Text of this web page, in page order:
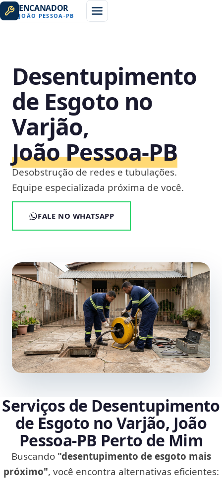
ENCANADOR
JOÃO PESSOA -PB
Desentupimento
de Esgoto no
Varjão,
João Pessoa‑PB
Desobstrução de redes e tubulações.
Equipe especializada próxima de você.
FALE NO WHATSAPP
Serviços de Desentupimento
de Esgoto no Varjão, João
Pessoa‑PB Perto de Mim
Buscando "desentupimento de esgoto mais
próximo", você encontra alternativas eficientes: